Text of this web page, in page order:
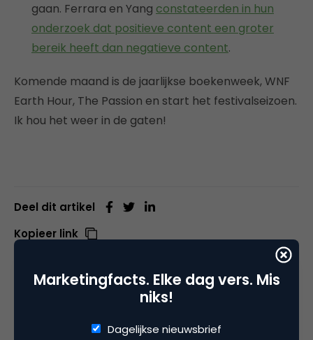
gaan. Ferrara en Yang constateerden in hun
onderzoek dat positieve content een groter
bereik heeft dan negatieve content.
Komende maand is de jaarlijkse boekenweek, WNF
Earth Hour, The Passion en start het festivalseizoen.
Ik hou het weer in de gaten!
Deel dit artikel
Kopieer link
Marketingmanager bijCoosto
Marketingfacts. Elke dag vers. Mis
niks!
Dagelijkse nieuwsbrief